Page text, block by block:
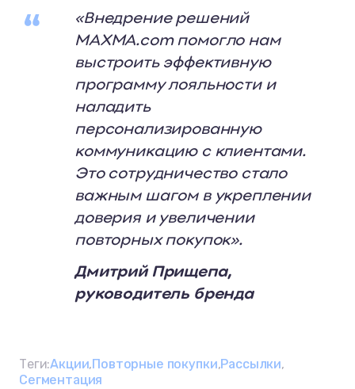
«Внедрение решений
MAXMA.com помогло нам
выстроить эффективную
программу лояльности и
наладить
персонализированную
коммуникацию с клиентами.
Это сотрудничество стало
важным шагом в укреплении
доверия и увеличении
повторных покупок».
Дмитрий Прищепа,
руководитель бренда
Теги:Акции Повторные покупки Рассылки
Сегментация